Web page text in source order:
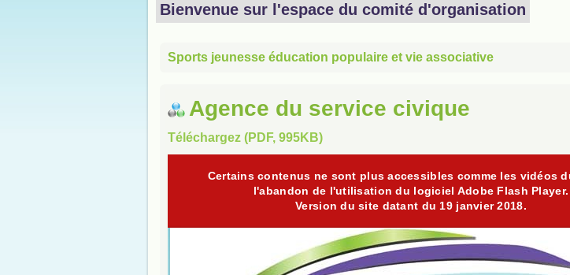
Bienvenue sur l'espace du comité d'organisation
Sports jeunesse éducation populaire et vie associative
Agence du service civique
Téléchargez (PDF, 995KB)